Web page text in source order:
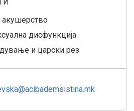
акушерство
дисфункција
и царски рез